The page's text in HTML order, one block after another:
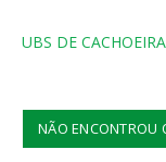
UBS DE
NÃO ENCONTROU